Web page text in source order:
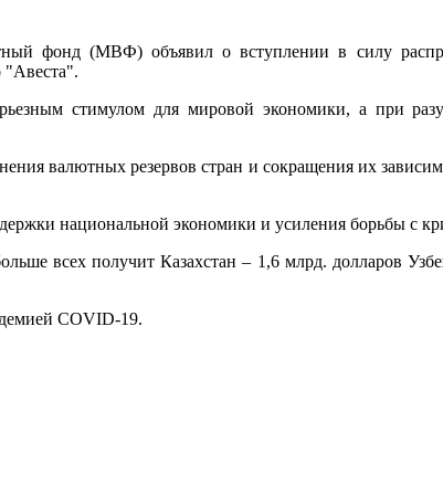
фонд (МВФ) объявил о вступлении в силу
"Авеста".
стимулом для мировой экономики, а при
валютных резервов стран и сокращения их
национальной экономики и усиления борьбы с
всех получит Казахстан – 1,6 млрд. долларов
COVID-19.